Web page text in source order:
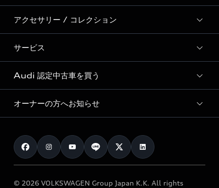
Audi Sport
Formula 1®
デジタルサービス
新車在庫検索
試乗車・展示車検索
見積り依頼
試乗予約
モデル一覧
特別仕様モデル / 限定モデル
e-tronラインアップ
価格シミュレーション
車両比較
カタログ一覧
アクセサリー / コレクション
純正アクセサリー
オンラインショップ
Audi collection
アウディナビアプリ
サービス
サービス入庫予約
サービスプログラム
メンテナンス
車検 / 定期点検
e-tronアフターサポート
Audi 認定中古車を買う
Audi認定中古車
クオリティ
保証
メンテナンス
オーナーの方へお知らせ
お知らせ
オーナー様向けキャンペーン
© 2026 VOLKSWAGEN Group Japan K.K. All rights